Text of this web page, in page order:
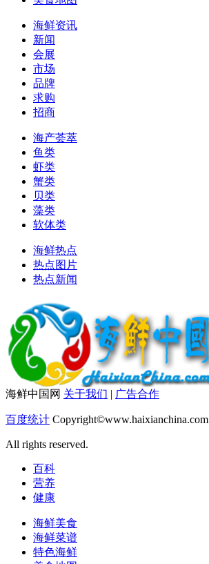
海鲜资讯
新闻
会展
市场
品牌
求购
招商
海产荟萃
鱼类
虾类
蟹类
贝类
藻类
软体类
海鲜热点
热点图片
热点新闻
海鲜中国网 关于我们 | 广告合作
百度统计 Copyright©www.haixianchina.com
All rights reserved.
百科
营养
健康
海鲜美食
海鲜菜谱
特色海鲜